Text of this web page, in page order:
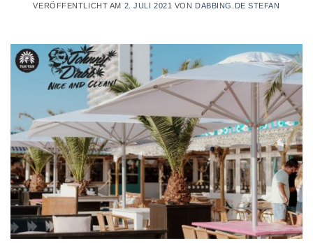
VERÖFFENTLICHT AM 2. JULI 2021 VON DABBING.DE STEFAN